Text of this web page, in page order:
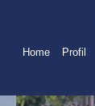
content
Home Profil